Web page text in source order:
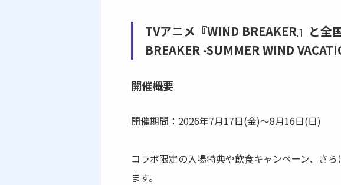
TVアニメ『WIND BREAKER』と全
BREAKER -SUMMER WIND
開催概要
開催期間：2026年7月17日(金)～8月16日(日)
コラボ限定の入場特典や飲食キャンペーン、さ
ます。